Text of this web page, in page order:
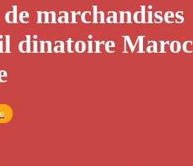
marchandises
dinatoire Maroc